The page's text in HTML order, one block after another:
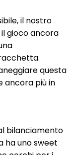
il nostro
gioco ancora
questa
ancora più in
bilanciamento
ha uno sweet